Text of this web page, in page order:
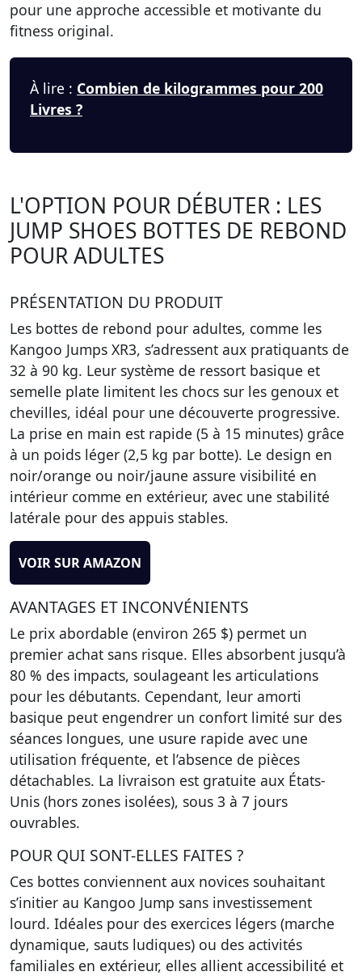
pour une approche accessible et motivante du
fitness original.
À lire : Combien de kilogrammes pour 200
Livres ?
L'OPTION POUR DÉBUTER : LES
JUMP SHOES BOTTES DE REBOND
POUR ADULTES
PRÉSENTATION DU PRODUIT
Les bottes de rebond pour adultes, comme les
Kangoo Jumps XR3, s’adressent aux pratiquants de
32 à 90 kg. Leur système de ressort basique et
semelle plate limitent les chocs sur les genoux et
chevilles, idéal pour une découverte progressive.
La prise en main est rapide (5 à 15 minutes) grâce
à un poids léger (2,5 kg par botte). Le design en
noir/orange ou noir/jaune assure visibilité en
intérieur comme en extérieur, avec une stabilité
latérale pour des appuis stables.
VOIR SUR AMAZON
AVANTAGES ET INCONVÉNIENTS
Le prix abordable (environ 265 $) permet un
premier achat sans risque. Elles absorbent jusqu’à
80 % des impacts, soulageant les articulations
pour les débutants. Cependant, leur amorti
basique peut engendrer un confort limité sur des
séances longues, une usure rapide avec une
utilisation fréquente, et l’absence de pièces
détachables. La livraison est gratuite aux États-
Unis (hors zones isolées), sous 3 à 7 jours
ouvrables.
POUR QUI SONT-ELLES FAITES ?
Ces bottes conviennent aux novices souhaitant
s’initier au Kangoo Jump sans investissement
lourd. Idéales pour des exercices légers (marche
dynamique, sauts ludiques) ou des activités
familiales en extérieur, elles allient accessibilité et